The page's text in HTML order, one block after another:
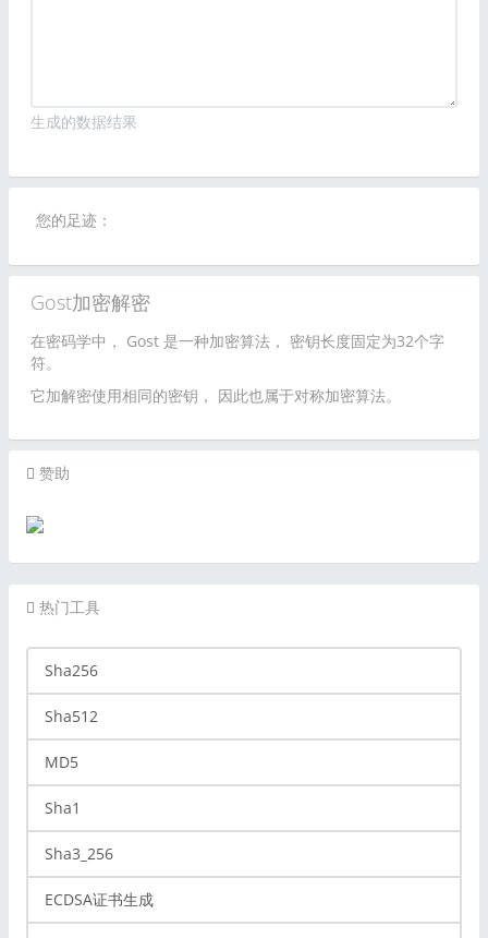
生成的数据结果
您的足迹：
Gost加密解密
在密码学中， Gost 是一种加密算法， 密钥长度固定为32个字
符。
它加解密使用相同的密钥， 因此也属于对称加密算法。
赞助
热门工具
Sha256
Sha512
MD5
Sha1
Sha3_256
ECDSA证书生成